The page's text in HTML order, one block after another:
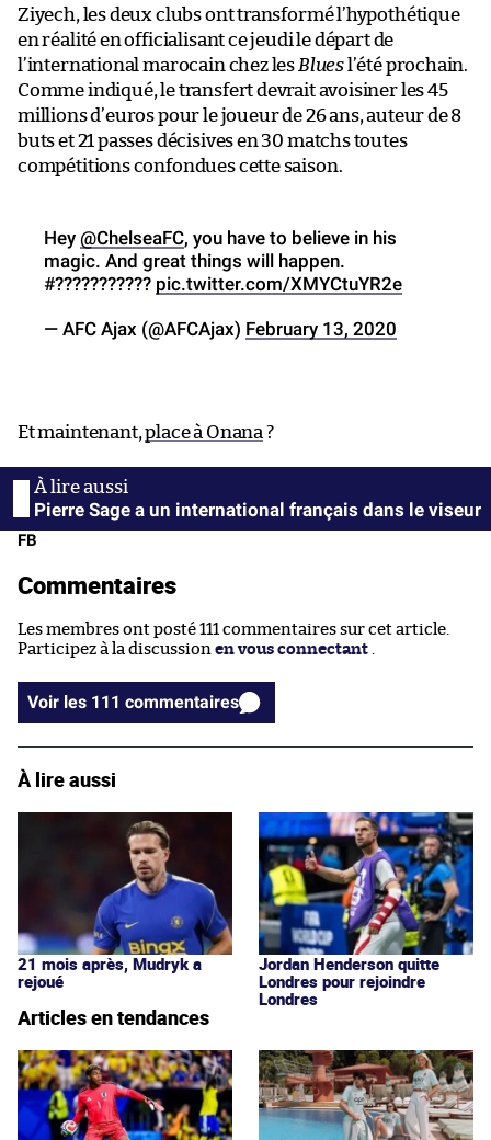
Ziyech, les deux clubs ont transformé l’hypothétique
en réalité en officialisant ce jeudi le départ de
l’international marocain chez les Blues l’été prochain.
Comme indiqué, le transfert devrait avoisiner les 45
millions d’euros pour le joueur de 26 ans, auteur de 8
buts et 21 passes décisives en 30 matchs toutes
compétitions confondues cette saison.
Hey @ChelseaFC, you have to believe in his
magic. And great things will happen.
#??????????? pic.twitter.com/XMYCtuYR2e
— AFC Ajax (@AFCAjax) February 13, 2020
Et maintenant,place à Onana ?
Pierre Sage a un international français dans le viseur
FB
Commentaires
Les membres ont posté 111 commentaires sur cet article.
Participez à la discussion en vous connectant
Voir les 111 commentaires
À lire aussi
21 mois après, Mudryk a
rejoué
Jordan Henderson quitte
Londres pour rejoindre
Londres
Articles en tendances